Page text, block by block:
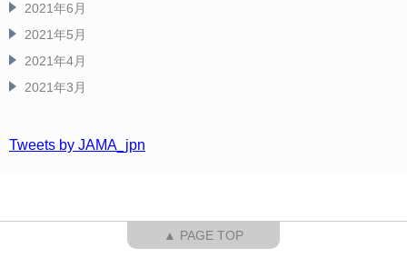
2021年6月
2021年5月
2021年4月
2021年3月
Tweets by JAMA_jpn
▲ PAGE TOP